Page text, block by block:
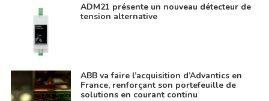
ADM21 présente un nouveau détecteur de
tension alternative
ABB va faire l’acquisition d’Advantics en
France, renforçant son portefeuille de
solutions en courant continu